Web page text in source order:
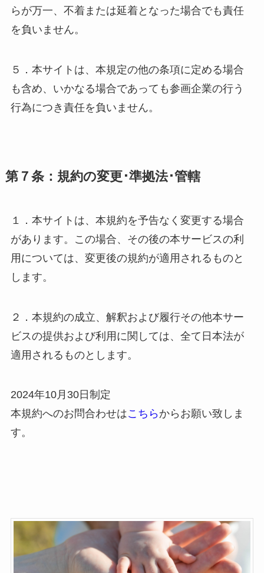
らが万一、不着または延着となった場合でも責任
を負いません。
５．本サイトは、本規定の他の条項に定める場合
も含め、いかなる場合であっても参画企業の行う
行為につき責任を負いません。
第７条：規約の変更･準拠法･管轄
１．本サイトは、本規約を予告なく変更する場合
があります。この場合、その後の本サービスの利
用については、変更後の規約が適用されるものと
します。
２．本規約の成立、解釈および履行その他本サー
ビスの提供および利用に関しては、全て日本法が
適用されるものとします。
2024年10月30日制定
本規約へのお問合わせはこちらからお願い致しま
す。